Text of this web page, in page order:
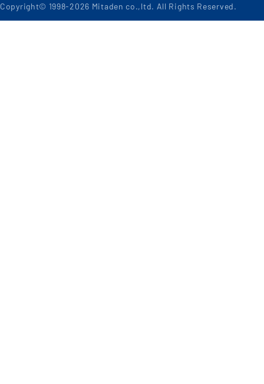
Copyright© 1998-2026 Mitaden co.,ltd. All Rights Reserved.